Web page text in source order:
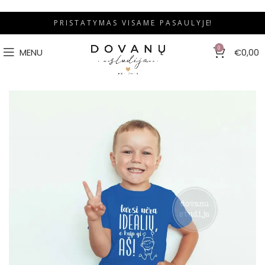
P R I S T A T Y M A S V I S A M E P A S A U L Y J E!
MENU 0 €0,00